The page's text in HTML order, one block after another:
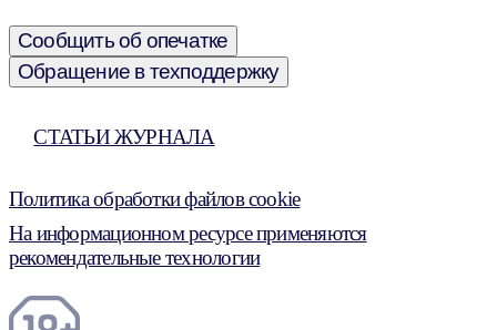
Сообщить об опечатке
Обращение в техподдержку
СТАТЬИ ЖУРНАЛА
Политика обработки файлов cookie
На информационном ресурсе применяются
рекомендательные технологии